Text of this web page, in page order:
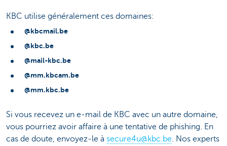
KBC utilise généralement ces domaines:
@kbcmail.be
@kbc.be
@mail-kbc.be
@mm.kbcam.be
@mm.kbc.be
Si vous recevez un e-mail de KBC avec un autre domaine,
vous pourriez avoir affaire à une tentative de phishing. En
cas de doute, envoyez-le à secure4u@kbc.be. Nos experts